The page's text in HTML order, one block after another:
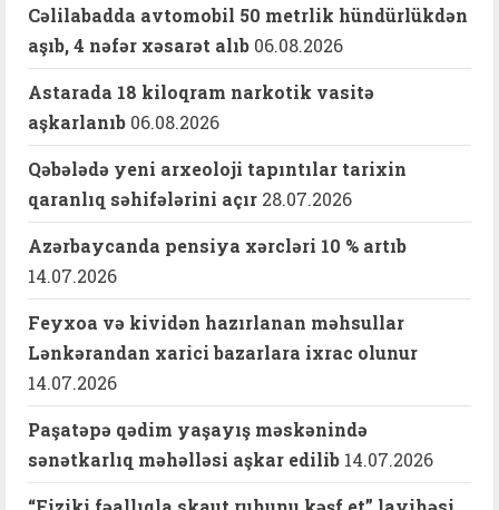
Cəlilabadda avtomobil 50 metrlik hündürlükdən
aşıb, 4 nəfər xəsarət alıb 06.08.2026
Astarada 18 kiloqram narkotik vasitə
aşkarlanıb 06.08.2026
Qəbələdə yeni arxeoloji tapıntılar tarixin
qaranlıq səhifələrini açır 28.07.2026
Azərbaycanda pensiya xərcləri 10 % artıb
14.07.2026
Feyxoa və kividən hazırlanan məhsullar
Lənkərandan xarici bazarlara ixrac olunur
14.07.2026
Paşatəpə qədim yaşayış məskənində
sənətkarlıq məhəlləsi aşkar edilib 14.07.2026